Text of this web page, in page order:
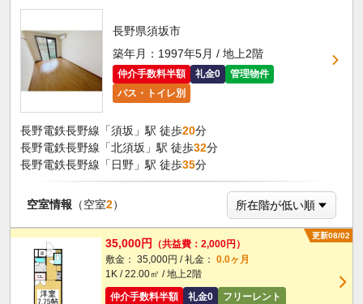
長野県須坂市
築年月：1997年5月 / 地上2階
仲介手数料半額 礼金0
管理物件
バス・トイレ別
長野電鉄長野線「須坂」駅 徒歩20分
長野電鉄長野線「北須坂」駅 徒歩32分
長野電鉄長野線「日野」駅 徒歩35分
空室情報 （空室2）
更新08/02
35,000円
（共益費：2,000円）
敷金： 35,000円 / 礼金： 0.0ヶ月
1K / 22.00㎡ / 地上2階
仲介手数料半額
礼金0
フリーレント